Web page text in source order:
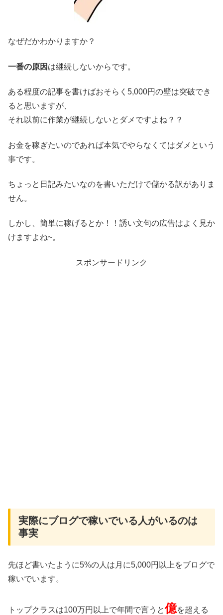
なぜだかわかりますか？
一番の原因 は継続しないからです。
ある程度の記事を書けばおそらく5,000円の壁は突破でき
ると思いますが、
それ以前に作業が継続しないとダメですよね？？
お金を稼ぎたいのであれば本気でやらなくてはダメという
事です。
ちょっと日記みたいなのを書いただけで儲かる訳がありま
せん。
しかし、簡単に稼げるとか！！誘い文句の広告はよく見か
けますよね~。
スポンサードリンク
実際にブログで稼いでいる人がいるのは
事実
先ほど書いたように5%の人は月に5,000円以上をブログで
稼いでいます。
トップクラスは100万円以上で年間で言うと億を超える